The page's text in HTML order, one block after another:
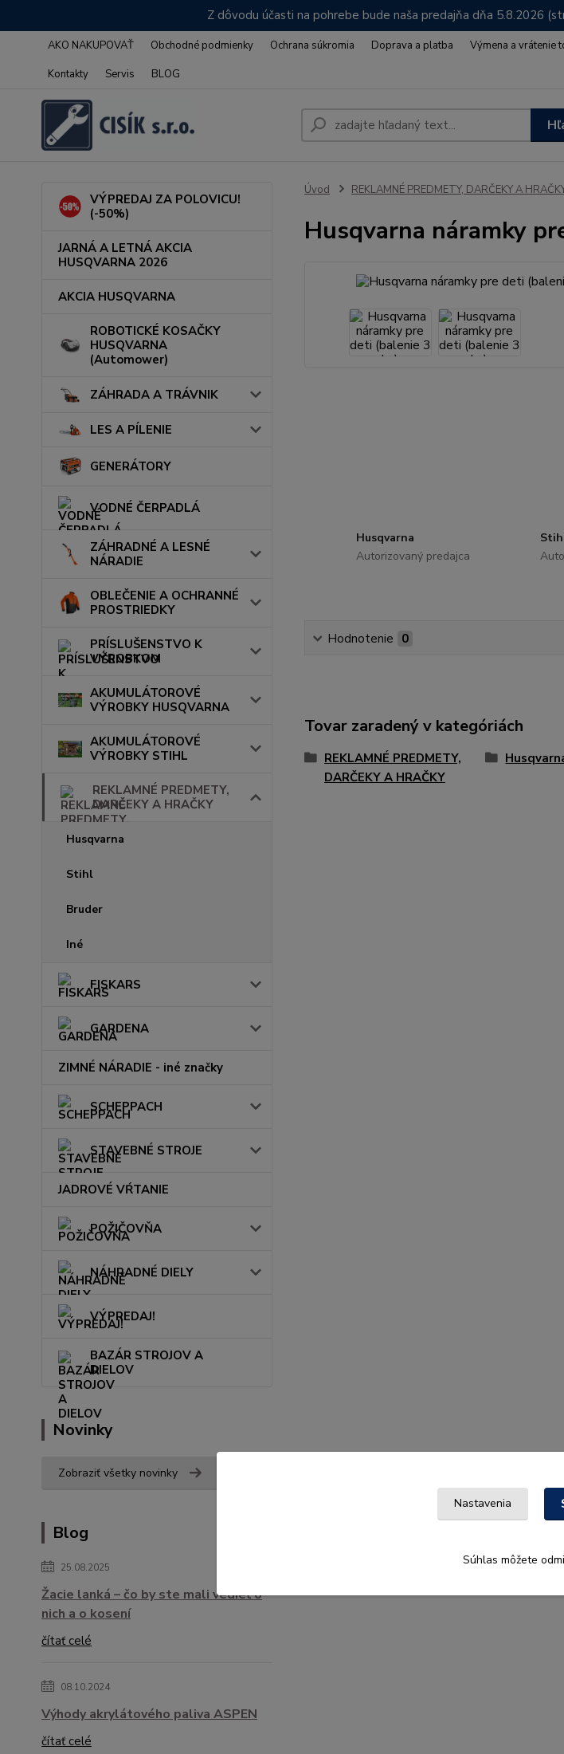
Z dôvodu účasti na pohrebe bude naša predajňa dňa 5.8.2026
AKO NAKUPOVAŤ Obchodné podmienky Ochrana súkromia Doprava a platba Výmena a vrátenie
Kontakty
Servis BLOG
VÝPREDAJ ZA POLOVICU!
(-50%)
JARNÁ A LETNÁ AKCIA
HUSQVARNA 2026
AKCIA HUSQVARNA
ROBOTICKÉ KOSAČKY
HUSQVARNA
(Automower)
ZÁHRADA A TRÁVNIK
LES A PÍLENIE
GENERÁTORY
VODNÉ ČERPADLÁ
ZÁHRADNÉ A LESNÉ
NÁRADIE
OBLEČENIE A OCHRANNÉ
PROSTRIEDKY
PRÍSLUŠENSTVO K
VÝROBKOM
AKUMULÁTOROVÉ
VÝROBKY HUSQVARNA
AKUMULÁTOROVÉ
VÝROBKY STIHL
REKLAMNÉ PREDMETY,
DARČEKY A HRAČKY
Husqvarna
Stihl
Bruder
Iné
FISKARS
GARDENA
ZIMNÉ NÁRADIE - iné značky
SCHEPPACH
STAVEBNÉ STROJE
JADROVÉ VŔTANIE
POŽIČOVŇA
NÁHRADNÉ DIELY
VÝPREDAJ!
BAZÁR STROJOV A
DIELOV
Novinky
Zobraziť všetky novinky
Blog
25.08.2025
Žacie lanká – čo by ste mali vedieť o
nich a o kosení
čítať celé
08.10.2024
Výhody akrylátového paliva ASPEN
čítať celé
Úvod REKLAMNÉ PREDMETY, DARČEKY A
Husqvarna náramky
Husqvarna
Autorizovaný predajca
Hodnotenie 0
Tovar zaradený v kategóriách
REKLAMNÉ PREDMETY,
DARČEKY A HRAČKY
Nastavenia
Súhlas môžete